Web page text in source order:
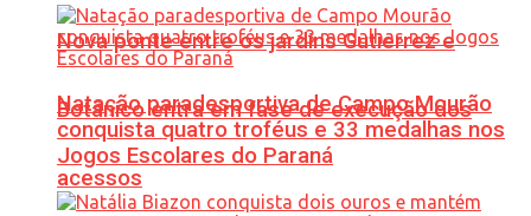
Nova ponte entre os jardins Gutierrez e
Botânico entra em fase de execução dos
acessos
Natação paradesportiva de Campo Mourão
conquista quatro troféus e 33 medalhas nos
Jogos Escolares do Paraná